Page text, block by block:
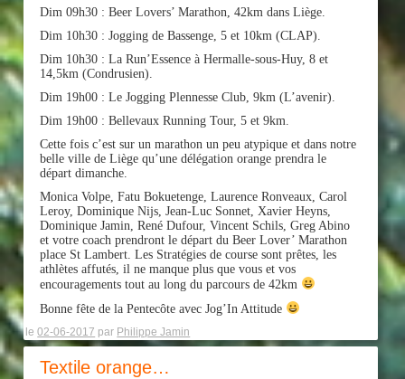
Dim 09h30 : Beer Lovers’ Marathon, 42km dans Liège.
Dim 10h30 : Jogging de Bassenge, 5 et 10km (CLAP).
Dim 10h30 : La Run’Essence à Hermalle-sous-Huy, 8 et
14,5km (Condrusien).
Dim 19h00 : Le Jogging Plennesse Club, 9km (L’avenir).
Dim 19h00 : Bellevaux Running Tour, 5 et 9km.
Cette fois c’est sur un marathon un peu atypique et dans notre
belle ville de Liège qu’une délégation orange prendra le
départ dimanche.
Monica Volpe, Fatu Bokuetenge, Laurence Ronveaux, Carol
Leroy, Dominique Nijs, Jean-Luc Sonnet, Xavier Heyns,
Dominique Jamin, René Dufour, Vincent Schils, Greg Abino
et votre coach prendront le départ du Beer Lover’ Marathon
place St Lambert. Les Stratégies de course sont prêtes, les
athlètes affutés, il ne manque plus que vous et vos
encouragements tout au long du parcours de 42km
Bonne fête de la Pentecôte avec Jog’In Attitude
le02-06-2017 par Philippe Jamin
Textile orange…